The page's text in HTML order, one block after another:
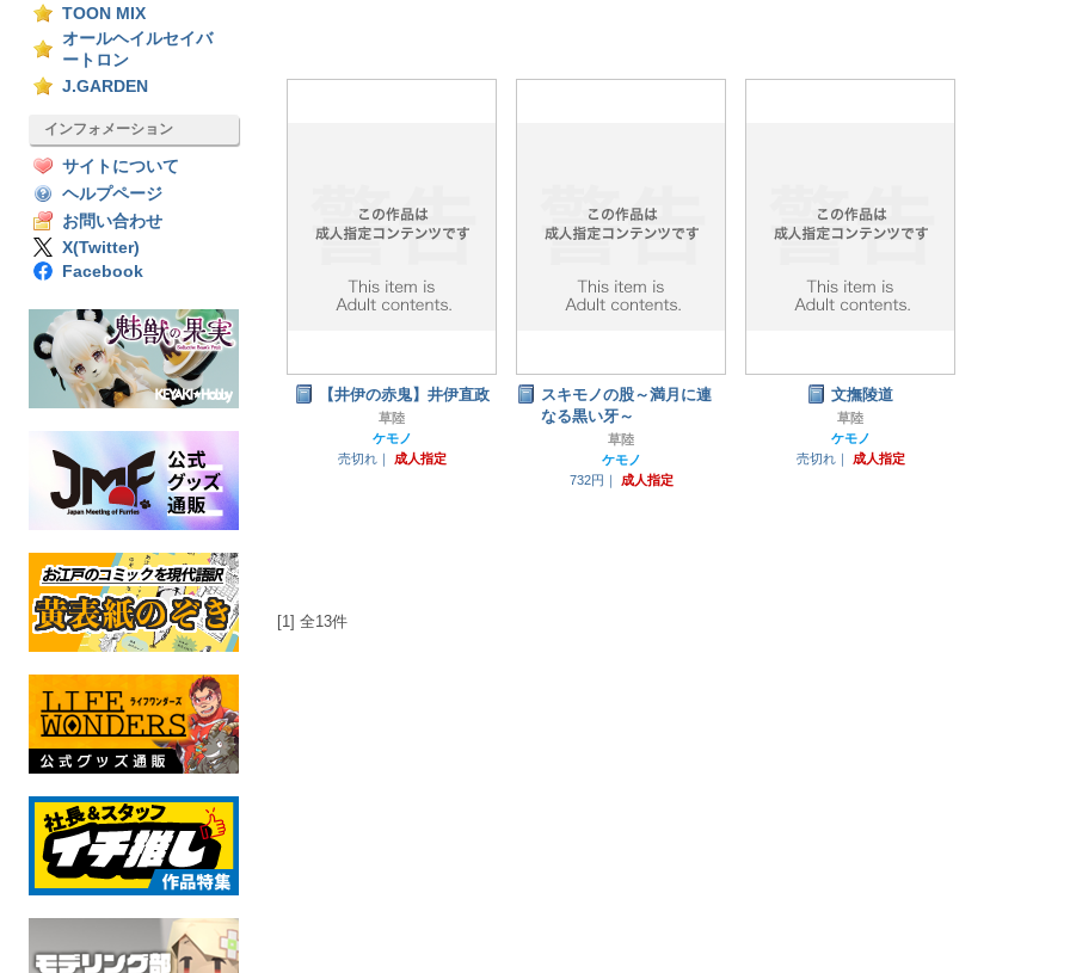
TOON MIX
オールヘイルセイバ
ートロン
J.GARDEN
インフォメーション
サイトについて
ヘルプページ
お問い合わせ
X(Twitter)
Facebook
【井伊の赤鬼】井伊直政
草陸
ケモノ
売切れ｜
成人指定
スキモノの股～満月に連
なる黒い牙～
草陸
ケモノ
732円｜
成人指定
文撫陵道
草陸
ケモノ
売切れ｜
成人指定
[1] 全13件